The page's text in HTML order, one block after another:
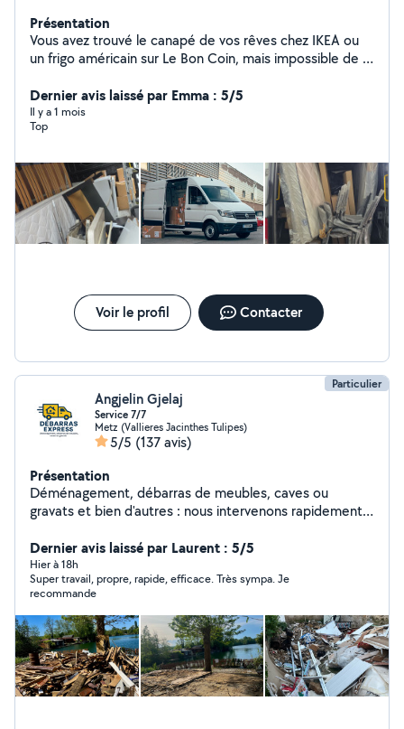
Présentation
Vous avez trouvé le canapé de vos rêves chez IKEA ou
un frigo américain sur Le Bon Coin, mais impossible de le
Dém énagement sans stress (et sans lumbago)
Montage / démontage de meubles (IKEA, Confo, But,
etc...) Livraison d'électroménager, colis, plantes géantes
oubliés Évacuation de gravats et déchets Sérieux dans
le boulot, sympa sur la route. Tarifs clairs et abordables.
Toujours dispo pour filer un coup de main avec le sourire
et le matos
Dernier avis laissé par Emma : 5/5
Il y a 1 mois
Top
Voir le profil Contacter
Particulier
Angjelin Gjelaj
Service 7/7
Metz (Vallieres Jacinthes Tulipes)
5/5 (137 avis)
Présentation
Déménagement, débarras de meubles, caves ou
gravats et bien d'autres : nous intervenons rapidement,
Dernier avis laissé par Laurent : 5/5
Hier à 18h
Super travail, propre, rapide, efficace. Très sympa. Je
recommande